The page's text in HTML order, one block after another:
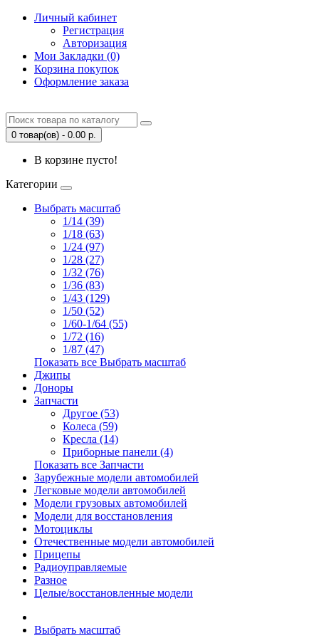
Личный кабинет
Регистрация
Авторизация
Мои Закладки (0)
Корзина покупок
Оформление заказа
0 товар(ов) - 0.00 р.
В корзине пусто!
Категории
Выбрать масштаб
1/14 (39)
1/18 (63)
1/24 (97)
1/28 (27)
1/32 (76)
1/36 (83)
1/43 (129)
1/50 (52)
1/60-1/64 (55)
1/72 (16)
1/87 (47)
Показать все Выбрать масштаб
Джипы
Доноры
Запчасти
Другое (53)
Колеса (59)
Кресла (14)
Приборные панели (4)
Показать все Запчасти
Зарубежные модели автомобилей
Легковые модели автомобилей
Модели грузовых автомобилей
Модели для восстановления
Мотоциклы
Отечественные модели автомобилей
Прицепы
Радиоуправляемые
Разное
Целые/восстановленные модели
Выбрать масштаб